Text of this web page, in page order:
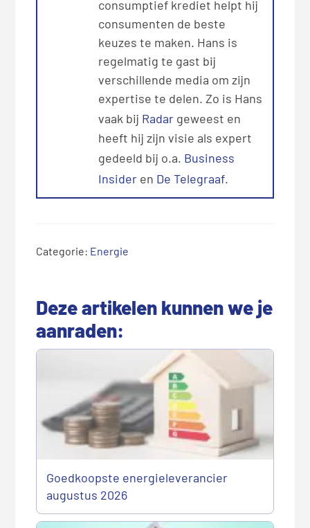
consumptief krediet helpt hij
consumenten de beste
keuzes te maken. Hans is
regelmatig te gast bij
verschillende media om zijn
expertise te delen. Zo is Hans
vaak bij Radar geweest en
heeft hij zijn visie als expert
gedeeld bij o.a. Business
Insider en De Telegraaf.
Categorie: Energie
Deze artikelen kunnen we je
aanraden:
Goedkoopste energieleverancier
augustus 2026